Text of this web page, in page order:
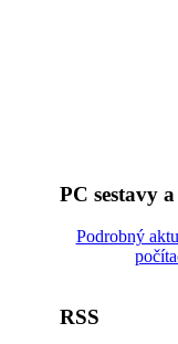
PC sestavy
Podrobný
RSS